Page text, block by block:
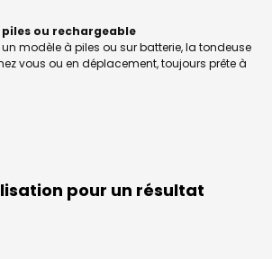
ou rechargeable
modèle à piles ou sur batterie, la tondeuse
vous ou en déplacement, toujours prête à
pour un résultat